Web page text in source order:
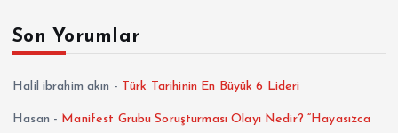
Son Yorumlar
Halil ibrahim akın - Türk Tarihinin En Büyük 6 Lideri
Hasan - Manifest Grubu Soruşturması Olayı Nedir? “Hayasızca